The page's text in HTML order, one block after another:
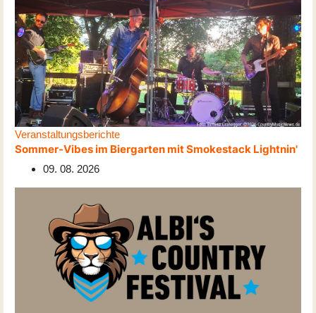
Veranstaltungsberichte
Sommer-Vibes im Biergarten mit Smokestack Lightnin'
09. 08. 2026